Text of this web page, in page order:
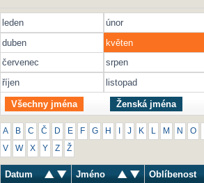
leden únor
duben
květen
červenec
srpen
říjen
listopad
Všechny jména Ženská jména
A B C Č D E F G H J K M N O
V W X Y Z Ž
Datum Jméno Oblíbenost